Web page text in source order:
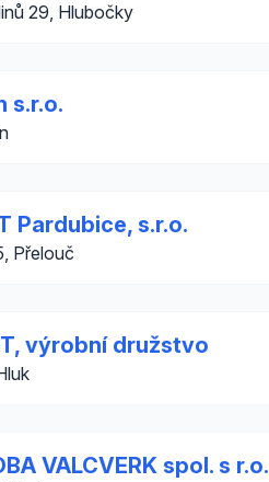
29, Hlubočky
s.r.o.
Pardubice, s.r.o.
Přelouč
výrobní družstvo
VALCVERK spol. s r.o.